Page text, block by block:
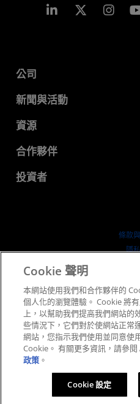
Linkedin
公司
關於 AMD
企業責任
招聘
聯絡我們
新聞與活動
新聞室
媒體庫
資源
開發者中心
案例研究
合作夥伴
AMD 合作夥伴中心
投資者
行情走勢
條款
隱
公平公
英國稅
Cookie 聲明
本網站使用我們和合作夥伴的
個人化的瀏覽體驗。 Cookie 將
上，以幫助我們提高我們網站的
些情況下，它們對於使網站正常
網站，您指示我們使用並同意使
Cookie。 有關更多資訊，請參閱
政策 。
Cookie 設定